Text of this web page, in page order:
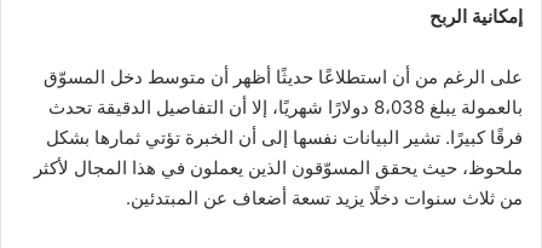
إمكانية الربح
على الرغم من أن استطلاعًا حديثًا أظهر أن متوسط ​​دخل المسوّق
بالعمولة يبلغ 8،038 دولارًا شهريًا، إلا أن التفاصيل الدقيقة تحدث
فرقًا كبيرًا. تشير البيانات نفسها إلى أن الخبرة تؤتي ثمارها بشكل
ملحوظ، حيث يحقق المسوّقون الذين يعملون في هذا المجال لأكثر
من ثلاث سنوات دخلًا يزيد تسعة أضعاف عن المبتدئين.